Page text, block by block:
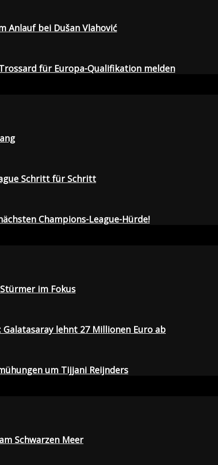
Anlauf bei Dušan Vlahović
für Europa-Qualifikation melden
Schritt für Schritt
Champions-League-Hürde!
im Fokus
Galatasaray lehnt 27 Millionen Euro ab
um Tijjani Reijnders
Schwarzen Meer